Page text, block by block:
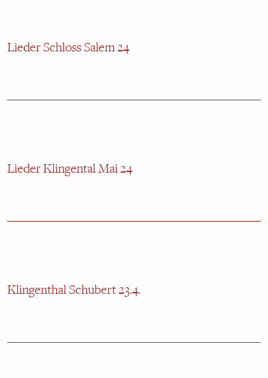
Lieder Schloss Salem 24
Lieder Klingental Mai 24
Klingenthal Schubert 23.4.